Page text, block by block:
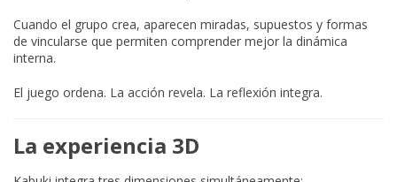
Cuando el grupo crea, aparecen miradas, supuestos y formas
de vincularse que permiten comprender mejor la dinámica
interna.
El juego ordena. La acción revela. La reflexión integra.
La experiencia 3D